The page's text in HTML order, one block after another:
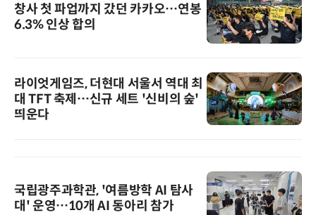
창사 첫 파업까지 갔던 카카오…연봉
6.3% 인상 합의
라이엇게임즈, 더현대 서울서 역대 최
대 TFT 축제…신규 세트 '신비의 숲'
띄운다
국립광주과학관, '여름방학 AI 탐사
대' 운영…10개 AI 동아리 참가